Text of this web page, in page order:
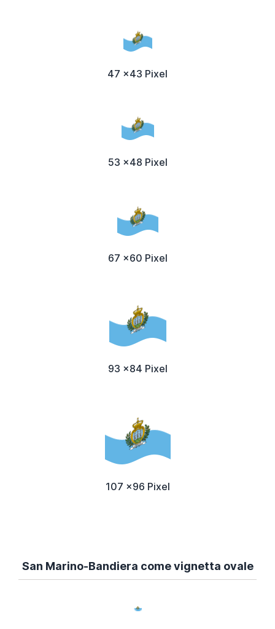
47 x43 Pixel
53 x48 Pixel
67 x60 Pixel
93 x84 Pixel
107 x96 Pixel
San Marino-Bandiera come vignetta ovale